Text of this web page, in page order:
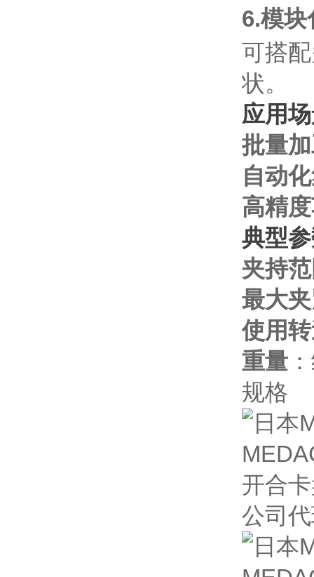
6.模块
可搭
状。
应用
批量
自动
高精
典型
夹持
最大
使用
重量
规格
公司